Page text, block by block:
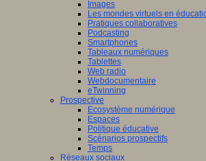
Images
Les mondes virtuels en
Pratiques collaboratives
Podcasting
Smartphones
Tableaux numériques
Tablettes
Web radio
Webdocumentaire
eTwinning
Prospective
Ecosystème numérique
Espaces
Politique éducative
Scénarios prospectifs
Temps
Réseaux sociaux